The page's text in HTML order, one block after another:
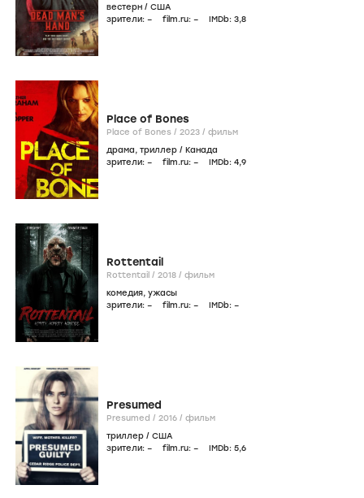
вестерн / США
зрители: – film.ru: – IMDb: 3,8
Place of Bones
Place of Bones / 2023 / фильм
драма, триллер / Канада
зрители: – film.ru: – IMDb: 4,9
Rottentail
Rottentail / 2018 / фильм
комедия, ужасы
зрители: – film.ru: – IMDb: –
Presumed
Presumed / 2016 / фильм
триллер / США
зрители: – film.ru: – IMDb: 5,6